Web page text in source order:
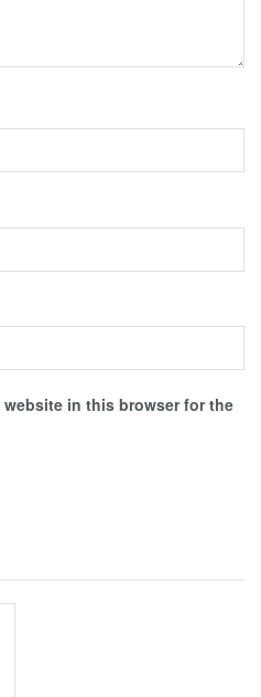
website in this browser for the